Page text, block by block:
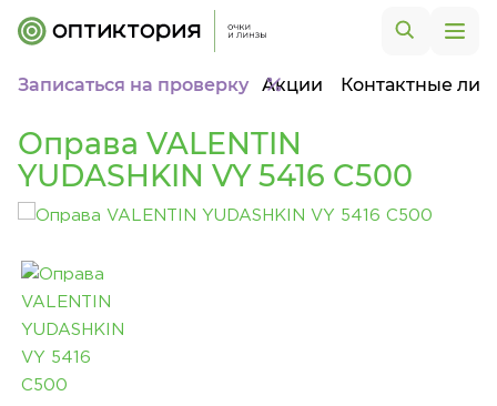
Записаться на проверку Акции Контактные
Оправа VALENTIN
YUDASHKIN VY 5416 C500